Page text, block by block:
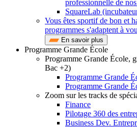
professionnelle de
SquareLab
Vous êtes sportif de bon et
programmes s'adaptent à
En savoir plus
Programme Grande École
Programme Grande École,
Bac +2)
Programme Grande
Programme Grande
Zoom sur les tracks de
Finance
Pilotage 360 des
Business Dev.